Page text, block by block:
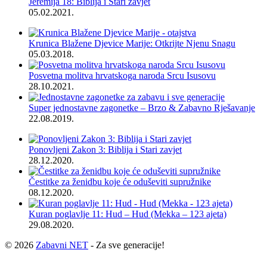
05.02.2021.
Krunica Blažene Djevice Marije: Otkrijte Njenu Snagu
05.03.2018.
Posvetna molitva hrvatskoga naroda Srcu Isusovu
28.10.2021.
Super jednostavne zagonetke – Brzo & Zabavno Rješavanje
22.08.2019.
Ponovljeni Zakon 3: Biblija i Stari zavjet
28.12.2020.
Čestitke za ženidbu koje će oduševiti supružnike
08.12.2020.
Kuran poglavlje 11: Hud – Hud (Mekka – 123 ajeta)
29.08.2020.
© 2026 Zabavni NET - Za sve generacije!